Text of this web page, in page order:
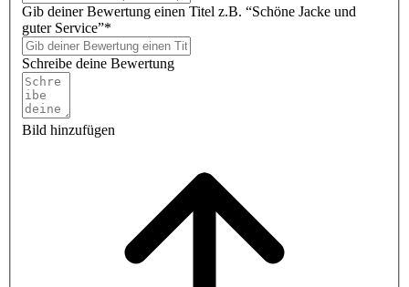
Gib deiner Bewertung einen Titel z.B. “Schöne Jacke und
guter Service”*
Schreibe deine Bewertung
Bild hinzufügen